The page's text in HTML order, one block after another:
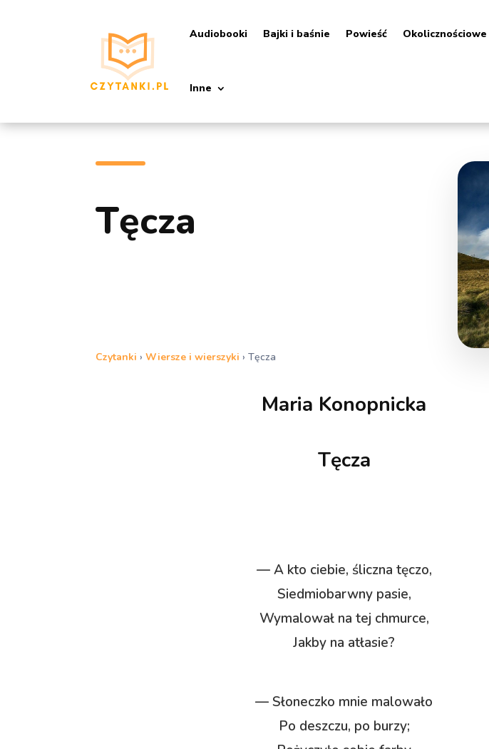
Audiobooki Bajki i baśnie Powieść Okolicznościowe
Inne
Tęcza
Czytanki ›Wiersze i wierszyki ›Tęcza
Maria Konopnicka
Tęcza
— A kto ciebie, śliczna tęczo,
Siedmiobarwny pasie,
Wymalował na tej chmurce,
Jakby na atłasie?
— Słoneczko mnie malowało
Po deszczu, po burzy;